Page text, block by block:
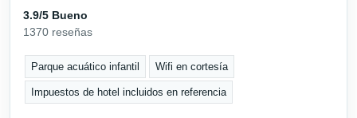
3.9/5 Bueno
1370 reseñas
Parque acuático infantil Wifi en cortesía
Impuestos de hotel incluidos en referencia